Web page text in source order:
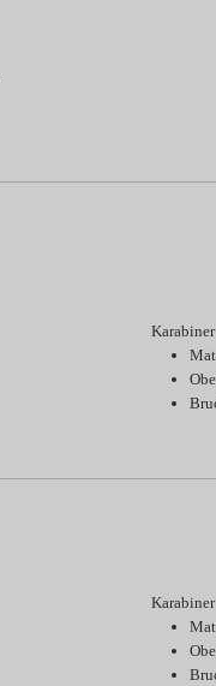
Karabiner
Karabiner